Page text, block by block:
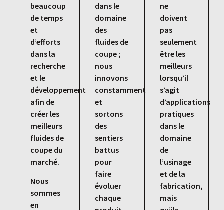
beaucoup
de temps
et
d’efforts
dans la
recherche
et le
développement
afin de
créer les
meilleurs
fluides de
coupe du
marché.
Nous
sommes
en
dans le
domaine
des
fluides de
coupe ;
nous
innovons
constamment
et
sortons
des
sentiers
battus
pour
faire
évoluer
chaque
ne
doivent
pas
seulement
être les
meilleurs
lorsqu’il
s’agit
d’applications
pratiques
dans le
domaine
de
l’usinage
et de la
fabrication,
mais